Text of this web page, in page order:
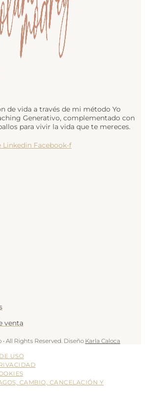
de vida a través de mi método Yo
Generativo, complementado con
para vivir la vida que te mereces.
Linkedin Facebook-f
venta
All Rights Reserved. Diseño Karla Caloca
USO
CAMBIO, CANCELACIÓN Y